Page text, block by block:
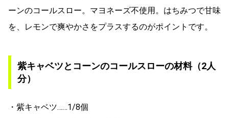
ーンのコールスロー。マヨネーズ不使用。はちみつで甘味
を、レモンで爽やかさをプラスするのがポイントです。
紫キャベツとコーンのコールスローの材料（2人
分）
・紫キャベツ……1/8個